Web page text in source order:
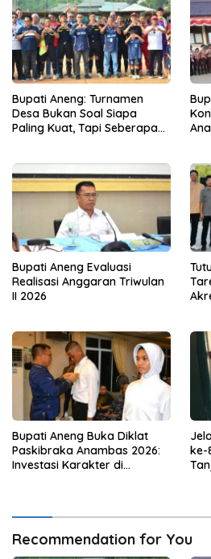
Bupati Aneng: Turnamen
Desa Bukan Soal Siapa
Paling Kuat, Tapi Seberapa
Bupati Aneng Evaluasi
Realisasi Anggaran Triwulan
II 2026
Bupati Aneng Buka Diklat
Paskibraka Anambas 2026:
Investasi Karakter di
ke-
Recommendation for You